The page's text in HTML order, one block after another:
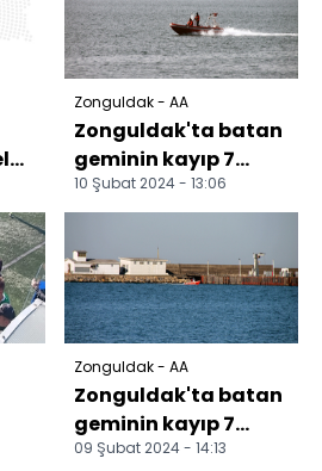
Zonguldak - AA
Zonguldak'ta batan
geminin kayıp 7
personelini arama
çalışmaları sürüyor
10 Şubat 2024 - 13:06
Zonguldak - AA
Zonguldak'ta batan
geminin kayıp 7
personelini arama
09 Şubat 2024 - 14:13